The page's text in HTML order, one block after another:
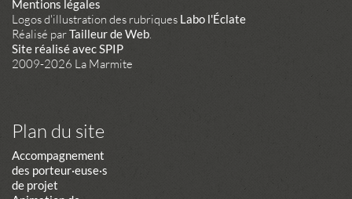
Mentions légales
Logos d'illustration des rubriques Labo l'Éclate
Réalisé parTailleur de Web
Site réalisé avec SPIP
2009-2026 La Marmite
Plan du site
Accompagnement
des porteur·euse·s
de projet